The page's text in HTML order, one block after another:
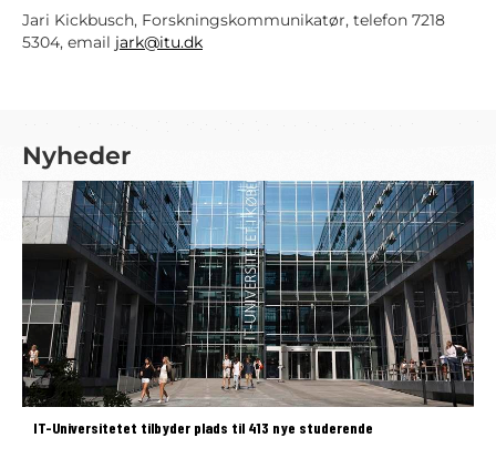
Jari Kickbusch, Forskningskommunikatør, telefon 7218
5304, email jark@itu.dk
Nyheder
IT-Universitetet tilbyder plads til 413 nye studerende